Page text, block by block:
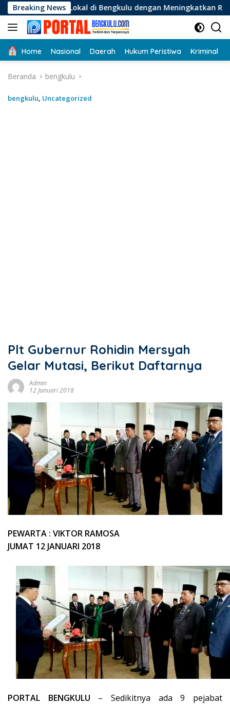
Langsung
ke
konten
Breaking News
di Bengkulu dengan Meningkatkan Ruang Publik dan
Home Nasional Daerah Hukum Peristiwa Kriminal
Beranda bengkulu
bengkulu, Uncategorized
Plt Gubernur Rohidin Mersyah
Gelar Mutasi, Berikut Daftarnya
Admin
12 Januari 2018
PEWARTA : VIKTOR RAMOSA
JUMAT 12 JANUARI 2018
PORTAL BENGKULU – Sedikitnya ada 9 pejabat